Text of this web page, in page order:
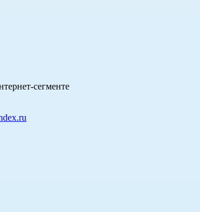
сегменте